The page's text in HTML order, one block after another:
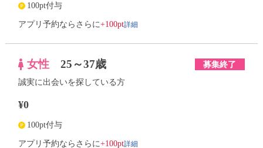
100pt付与
アプリ予約ならさらに+100pt詳細
女性 25～37歳 募集終了
誠実に出会いを探している方
¥0
100pt付与
アプリ予約ならさらに+100pt詳細